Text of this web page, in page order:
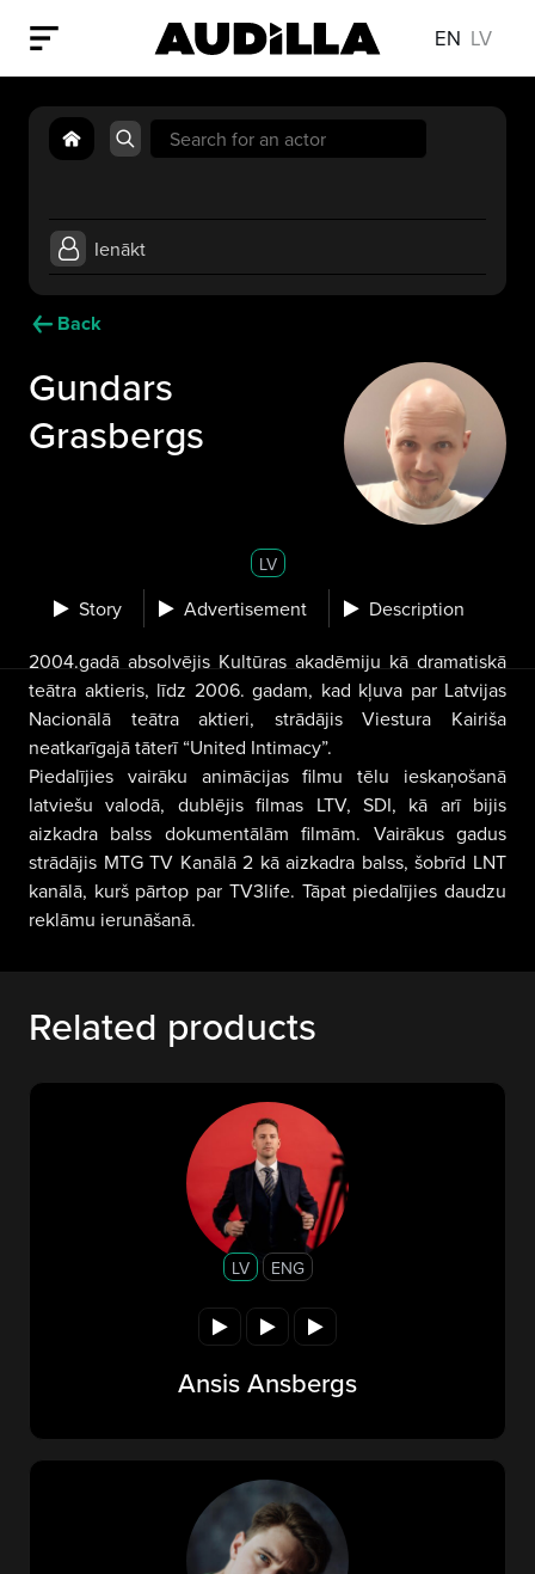
EN LV
Search
for:
Ienākt
Back
Gundars
Grasbergs
LV
Story Advertisement Description
2004.gadā absolvējis Kultūras akadēmiju kā dramatiskā
teātra aktieris, līdz 2006. gadam, kad kļuva par Latvijas
Nacionālā teātra aktieri, strādājis Viestura Kairiša
neatkarīgajā tāterī “United Intimacy”.
Piedalījies vairāku animācijas filmu tēlu ieskaņošanā
latviešu valodā, dublējis filmas LTV, SDI, kā arī bijis
aizkadra balss dokumentālām filmām. Vairākus gadus
strādājis MTG TV Kanālā 2 kā aizkadra balss, šobrīd LNT
kanālā, kurš pārtop par TV3life. Tāpat piedalījies daudzu
reklāmu ierunāšanā.
Related products
LV ENG
Ansis Ansbergs